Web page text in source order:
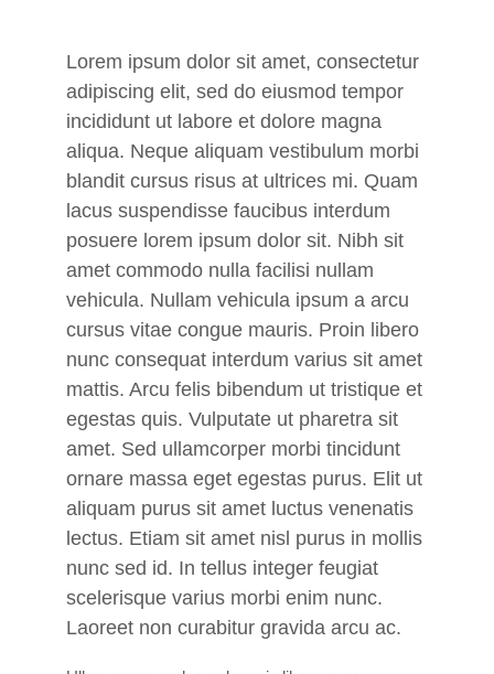
Lorem ipsum dolor sit amet, consectetur
adipiscing elit, sed do eiusmod tempor
incididunt ut labore et dolore magna
aliqua. Neque aliquam vestibulum morbi
blandit cursus risus at ultrices mi. Quam
lacus suspendisse faucibus interdum
posuere lorem ipsum dolor sit. Nibh sit
amet commodo nulla facilisi nullam
vehicula. Nullam vehicula ipsum a arcu
cursus vitae congue mauris. Proin libero
nunc consequat interdum varius sit amet
mattis. Arcu felis bibendum ut tristique et
egestas quis. Vulputate ut pharetra sit
amet. Sed ullamcorper morbi tincidunt
ornare massa eget egestas purus. Elit ut
aliquam purus sit amet luctus venenatis
lectus. Etiam sit amet nisl purus in mollis
nunc sed id. In tellus integer feugiat
scelerisque varius morbi enim nunc.
Laoreet non curabitur gravida arcu ac.